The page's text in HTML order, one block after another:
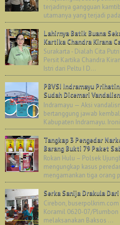
terjadinya gangguan
utamanya yang terjadi
Lahirnya Batik Buana
Kartika Chandra Kirana
Surakarta - Dialah Cita
Persit Kartika Chandra
Istri dari Peltu I D...
PBVSI Indramayu
Sudah Dicemari
Indramayu — Aksi
bertanggung jawab
Kabupaten Indramayu.
Tangkap 3 Pengedar
Barang Bukti 79 Paket
Rokan Hulu – Polsek
mengungkap kasus
mengamankan tiga orang
Serka Sanija Drakula
Cirebon, buserpolkrim.com
Koramil 0620-07/
melaksanakan Baksos ...